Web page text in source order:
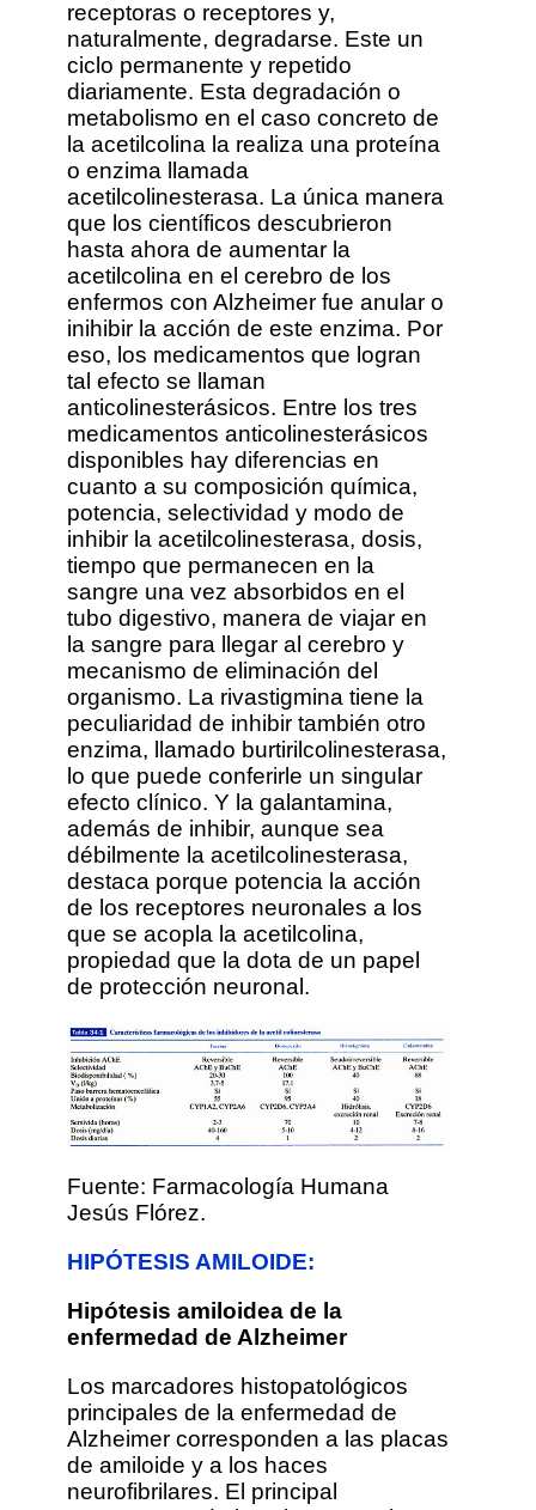
receptoras o receptores y,
naturalmente, degradarse. Este un
ciclo permanente y repetido
diariamente. Esta degradación o
metabolismo en el caso concreto de
la acetilcolina la realiza una proteína
o enzima llamada
acetilcolinesterasa. La única manera
que los científicos descubrieron
hasta ahora de aumentar la
acetilcolina en el cerebro de los
enfermos con Alzheimer fue anular o
inihibir la acción de este enzima. Por
eso, los medicamentos que logran
tal efecto se llaman
anticolinesterásicos. Entre los tres
medicamentos anticolinesterásicos
disponibles hay diferencias en
cuanto a su composición química,
potencia, selectividad y modo de
inhibir la acetilcolinesterasa, dosis,
tiempo que permanecen en la
sangre una vez absorbidos en el
tubo digestivo, manera de viajar en
la sangre para llegar al cerebro y
mecanismo de eliminación del
organismo. La rivastigmina tiene la
peculiaridad de inhibir también otro
enzima, llamado burtirilcolinesterasa,
lo que puede conferirle un singular
efecto clínico. Y la galantamina,
además de inhibir, aunque sea
débilmente la acetilcolinesterasa,
destaca porque potencia la acción
de los receptores neuronales a los
que se acopla la acetilcolina,
propiedad que la dota de un papel
de protección neuronal.
Fuente: Farmacología Humana
Jesús Flórez.
HIPÓTESIS AMILOIDE:
Hipótesis amiloidea de la
enfermedad de Alzheimer
Los marcadores histopatológicos
principales de la enfermedad de
Alzheimer corresponden a las placas
de amiloide y a los haces
neurofibrilares. El principal